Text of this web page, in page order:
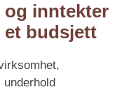
og inntekter
et budsjett